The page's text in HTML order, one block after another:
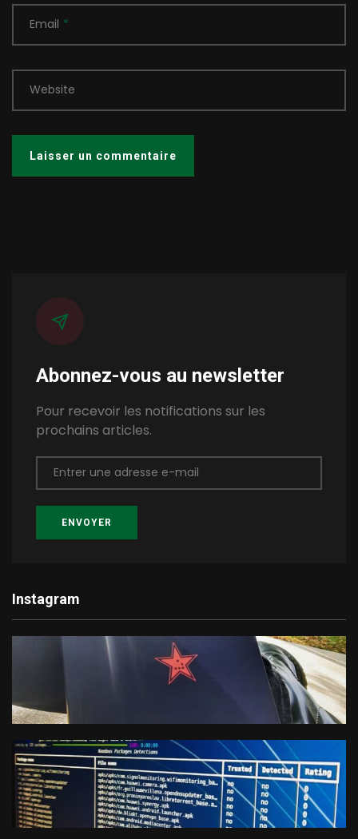
Email *
Website
Abonnez-vous au newsletter
Pour recevoir les notifications sur les
prochains articles.
Entrer une adresse e-mail
ENVOYER
Instagram